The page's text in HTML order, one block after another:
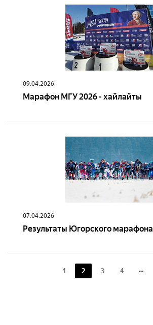
09.04.2026
Марафон МГУ 2026 - хайлайты
07.04.2026
Результаты Югорского марафона
1 2 3 4